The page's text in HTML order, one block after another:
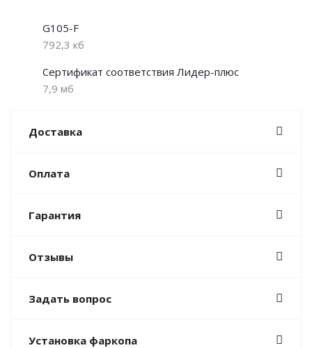
G105-F
792,3 кб
Сертификат соответствия Лидер-плюс
7,9 мб
Доставка
Оплата
Гарантия
Отзывы
Задать вопрос
Установка фаркопа